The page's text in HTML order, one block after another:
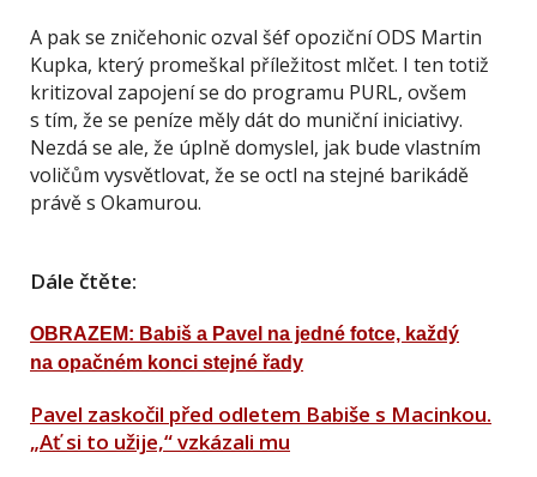
A pak se zničehonic ozval šéf opoziční ODS Martin
Kupka, který promeškal příležitost mlčet. I ten totiž
kritizoval zapojení se do programu PURL, ovšem
s tím, že se peníze měly dát do muniční iniciativy.
Nezdá se ale, že úplně domyslel, jak bude vlastním
voličům vysvětlovat, že se octl na stejné barikádě
právě s Okamurou.
Dále čtěte:
OBRAZEM: Babiš a Pavel na jedné fotce, každý
na opačném konci stejné řady
Pavel zaskočil před odletem Babiše s Macinkou.
„Ať si to užije,“ vzkázali mu